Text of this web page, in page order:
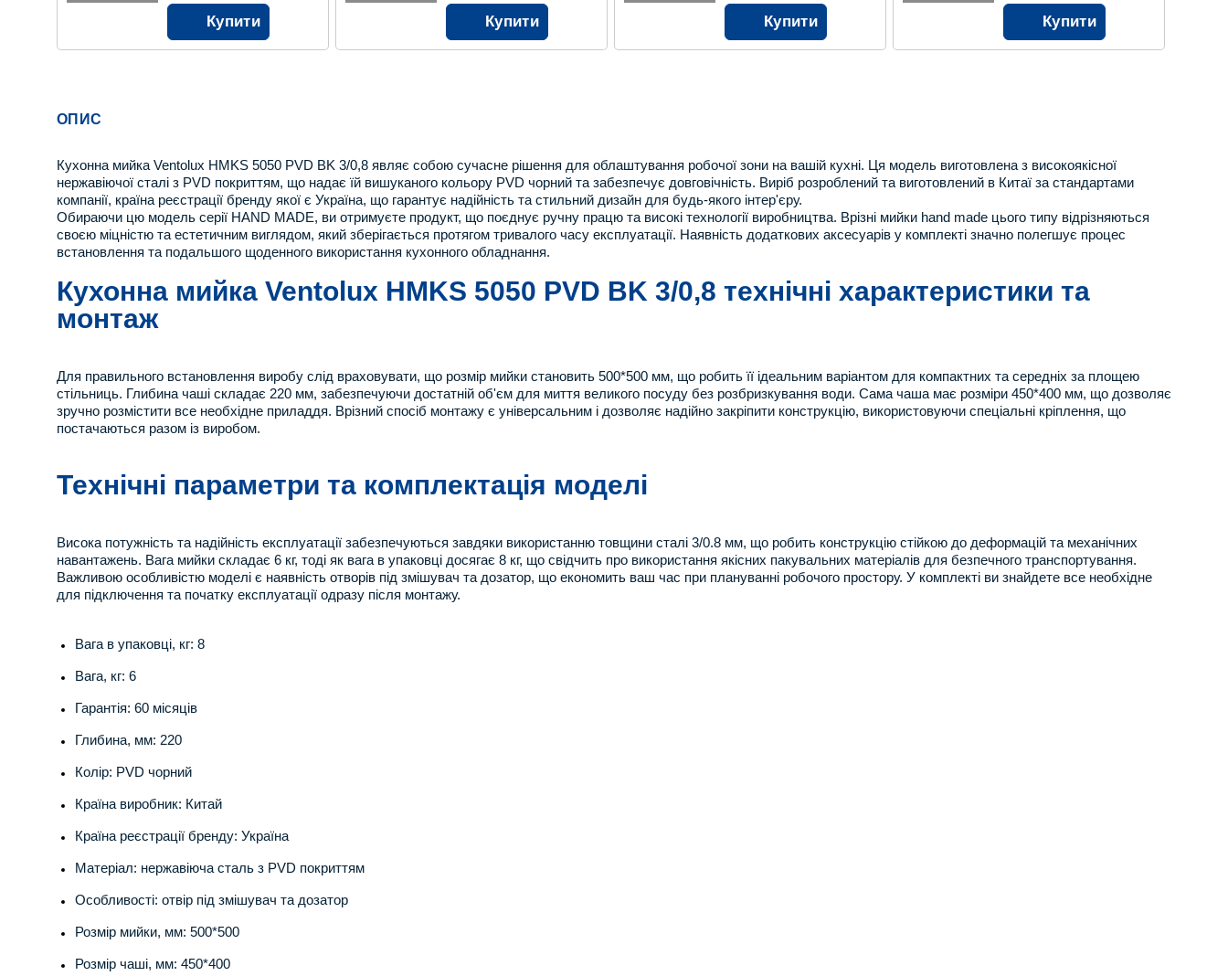
Купити Купити Купити Купити
ОПИС
Кухонна мийка Ventolux HMKS 5050 PVD BK 3/0,8 являє собою сучасне рішення для облаштування робочої зони на вашій кухні. Ця модель виготовлена з високоякісної
нержавіючої сталі з PVD покриттям, що надає їй вишуканого кольору PVD чорний та забезпечує довговічність. Виріб розроблений та виготовлений в Китаї за стандартами
компанії, країна реєстрації бренду якої є Україна, що гарантує надійність та стильний дизайн для будь-якого інтер'єру.
Обираючи цю модель серії HAND MADE, ви отримуєте продукт, що поєднує ручну працю та високі технології виробництва. Врізні мийки hand made цього типу відрізняються
своєю міцністю та естетичним виглядом, який зберігається протягом тривалого часу експлуатації. Наявність додаткових аксесуарів у комплекті значно полегшує процес
встановлення та подальшого щоденного використання кухонного обладнання.
Кухонна мийка Ventolux HMKS 5050 PVD BK 3/0,8 технічні характеристики та
монтаж
Для правильного встановлення виробу слід враховувати, що розмір мийки становить 500*500 мм, що робить її ідеальним варіантом для компактних та середніх за площею
стільниць. Глибина чаші складає 220 мм, забезпечуючи достатній об'єм для миття великого посуду без розбризкування води. Сама чаша має розміри 450*400 мм, що дозволяє
зручно розмістити все необхідне приладдя. Врізний спосіб монтажу є універсальним і дозволяє надійно закріпити конструкцію, використовуючи спеціальні кріплення, що
постачаються разом із виробом.
Технічні параметри та комплектація моделі
Висока потужність та надійність експлуатації забезпечуються завдяки використанню товщини сталі 3/0.8 мм, що робить конструкцію стійкою до деформацій та механічних
навантажень. Вага мийки складає 6 кг, тоді як вага в упаковці досягає 8 кг, що свідчить про використання якісних пакувальних матеріалів для безпечного транспортування.
Важливою особливістю моделі є наявність отворів під змішувач та дозатор, що економить ваш час при плануванні робочого простору. У комплекті ви знайдете все необхідне
для підключення та початку експлуатації одразу після монтажу.
Вага в упаковці, кг: 8
Вага, кг: 6
Гарантія: 60 місяців
Глибина, мм: 220
Колір: PVD чорний
Країна виробник: Китай
Країна реєстрації бренду: Україна
Матеріал: нержавіюча сталь з PVD покриттям
Особливості: отвір під змішувач та дозатор
Розмір мийки, мм: 500*500
Розмір чаші, мм: 450*400